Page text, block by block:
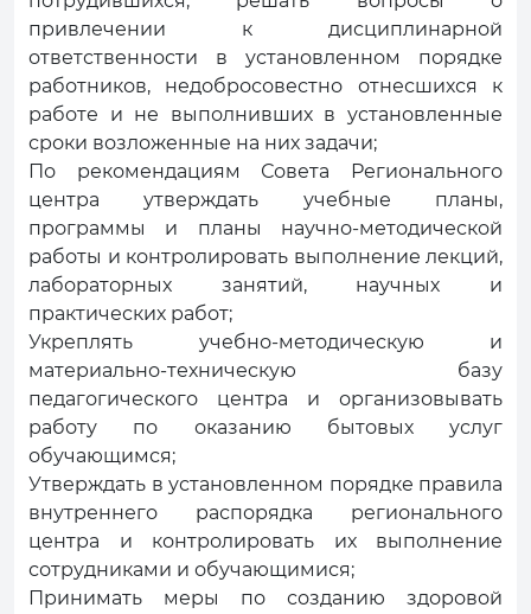
привлечении к дисциплинарной
ответственности в установленном порядке
работников, недобросовестно отнесшихся к
работе и не выполнивших в установленные
сроки возложенные на них задачи;
По рекомендациям Совета Регионального
центра утверждать учебные планы,
программы и планы научно-методической
работы и контролировать выполнение лекций,
лабораторных занятий, научных и
практических работ;
Укреплять учебно-методическую и
материально-техническую базу
педагогического центра и организовывать
работу по оказанию бытовых услуг
обучающимся;
Утверждать в установленном порядке правила
внутреннего распорядка регионального
центра и контролировать их выполнение
сотрудниками и обучающимися;
Принимать меры по созданию здоровой